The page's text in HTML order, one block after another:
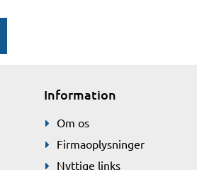
Information
Om os
Firmaoplysninger
Nyttige links